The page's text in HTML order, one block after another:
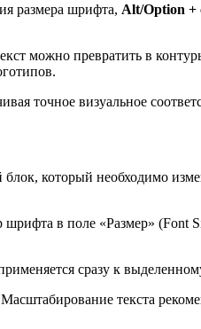
размера шрифта, Alt/Option +
можно превратить в
точное визуальное
который необходимо
в поле «Размер» (Font
сразу к
текста